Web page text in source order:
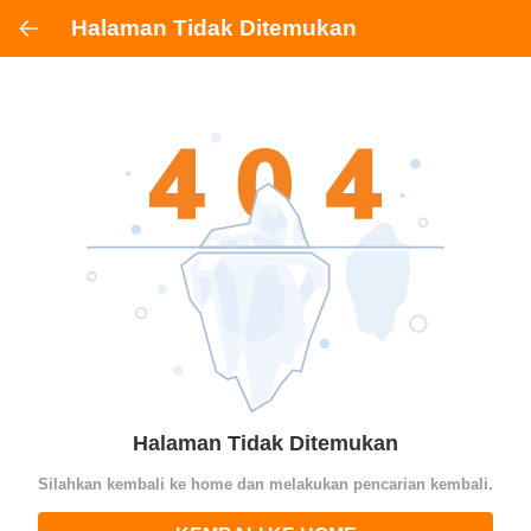
Halaman Tidak Ditemukan
Halaman Tidak Ditemukan
Silahkan kembali ke home dan melakukan pencarian kembali.